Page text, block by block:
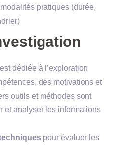
pratiques (durée,
dédiée à l’exploration
des motivations et
outils et méthodes sont
et analyser les informations
pour évaluer les